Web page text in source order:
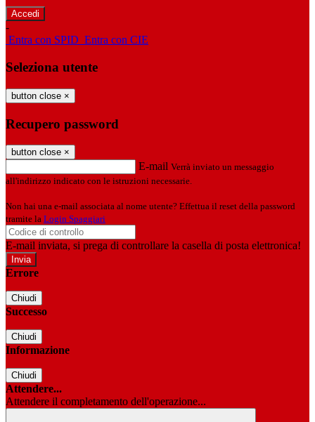
-
Entra con SPID Entra con CIE
Seleziona utente
button close ×
Recupero password
button close ×
E-mail Verrà inviato un messaggio
all'indirizzo indicato con le istruzioni necessarie.
Non hai una e-mail associata al nome utente? Effettua il reset della password
tramite la Login Spaggiari
E-mail inviata, si prega di controllare la casella di posta elettronica!
Errore
Chiudi
Successo
Chiudi
Informazione
Chiudi
Attendere...
Attendere il completamento dell'operazione...